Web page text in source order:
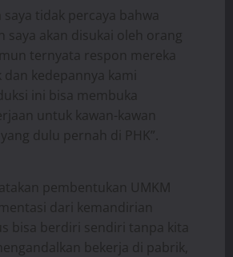
saya tidak percaya bahwa
saya akan disukai oleh orang
ternyata respon mereka
kedepannya kami
ini bisa membuka
untuk kawan-kawan
dulu pernah di PHK”.
pembentukan UMKM
dari kemandirian
bisa berdiri sendiri tanpa kita
bekerja di pabrik,